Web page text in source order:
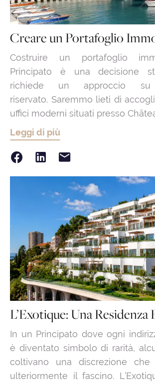
Creare un Portafoglio
Costruire un portafoglio
Principato è una decisione
richiede un approccio
riservato. Saremmo lieti di
uffici moderni situati presso
Leggi di più
L’Exotique: Una Residenza
In un Principato dove ogni
è diventato simbolo di rarità,
coltivano una discrezione che
ulteriormente il fascino.